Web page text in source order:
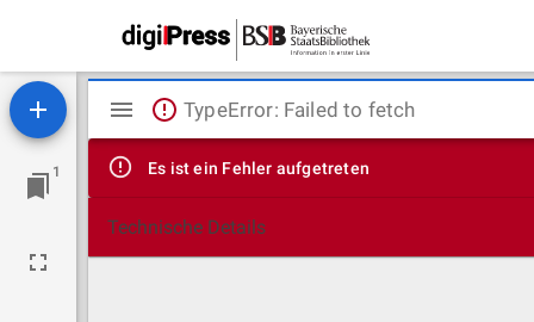
1
Mirador
Viewer
TypeError: Failed to fetch
Es ist ein Fehler aufgetreten
Technische Details